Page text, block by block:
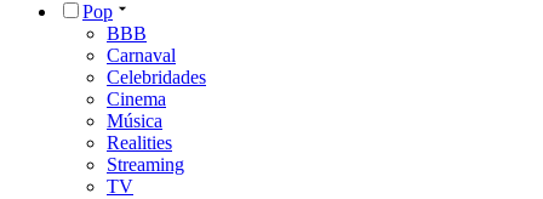
Pop
BBB
Carnaval
Celebridades
Cinema
Música
Realities
Streaming
TV